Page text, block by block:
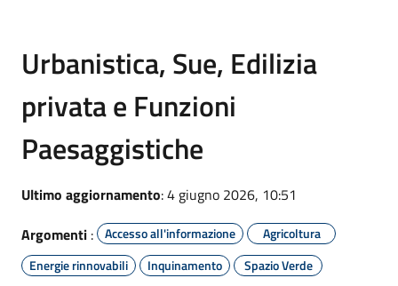
Urbanistica, Sue, Edilizia
privata e Funzioni
Paesaggistiche
Ultimo aggiornamento: 4 giugno 2026, 10:51
Argomenti : Accesso all'informazione
Agricoltura
Energie rinnovabili
Inquinamento
Spazio Verde